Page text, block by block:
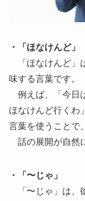
・「ほなけんど」
「ほなけんど」
味する言葉です。
例えば、「今日
ほなけんど行くわ
言葉を使うことで、
話の展開が自然
・「〜じゃ」
「〜じゃ」は、